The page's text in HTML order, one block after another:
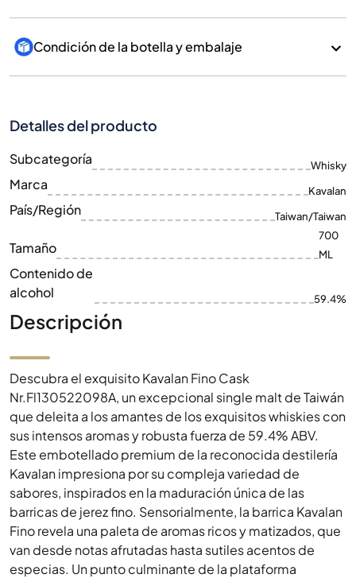
Condición de la botella y embalaje
Detalles del producto
Subcategoría Whisky
Marca Kavalan
País/Región Taiwan/Taiwan
Tamaño
700
ML
Contenido de
alcohol
59.4%
Descripción
Descubra el exquisito Kavalan Fino Cask
Nr.Fl130522098A, un excepcional single malt de Taiwán
que deleita a los amantes de los exquisitos whiskies con
sus intensos aromas y robusta fuerza de 59.4% ABV.
Este embotellado premium de la reconocida destilería
Kavalan impresiona por su compleja variedad de
sabores, inspirados en la maduración única de las
barricas de jerez fino. Sensorialmente, la barrica Kavalan
Fino revela una paleta de aromas ricos y matizados, que
van desde notas afrutadas hasta sutiles acentos de
especias. Un punto culminante de la plataforma